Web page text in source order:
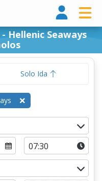
Hellenic Seaways
Solo Ida